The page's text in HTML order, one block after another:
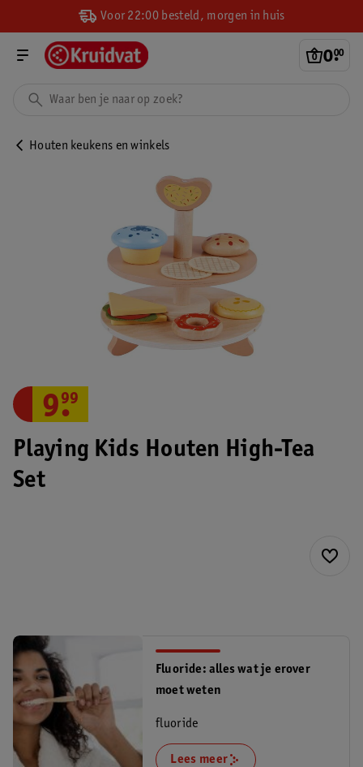
Voor 22:00 besteld, morgen in huis
0.
00
Houten keukens en winkels
Playing Kids Houten High-Tea
Set
9.
99
Fluoride: alles wat je erover
moet weten
fluoride
Lees meer